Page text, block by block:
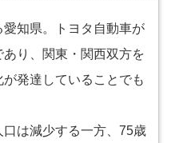
知県。トヨタ自動車が
り、関東・関西双方を
発達していることでも
は減少する一方、75歳